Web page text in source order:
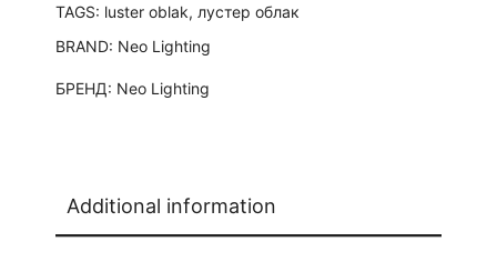
TAGS: luster oblak, лустер облак
BRAND: Neo Lighting
БРЕНД: Neo Lighting
Additional information